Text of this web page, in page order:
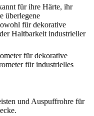
für ihre Härte, ihr
überlegene
für dekorative
Haltbarkeit industrieller
für dekorative
für industrielles
und Auspuffrohre für